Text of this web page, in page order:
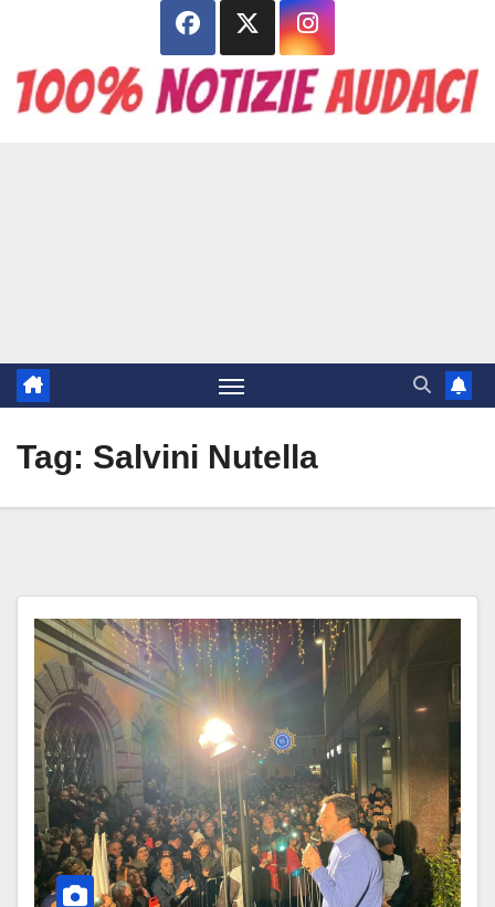
contenuto
Tag: Salvini Nutella